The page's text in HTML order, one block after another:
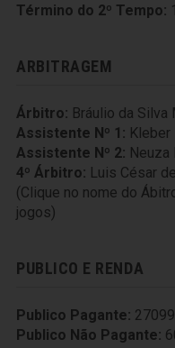
Término do 2º Tempo:
ARBITRAGEM
Árbitro: Bráulio da Silva
Assistente Nº 1: Kleber
Assistente Nº 2: Neuza
4º Árbitro: Luis César
(Clique no nome do
jogos)
PUBLICO E RENDA
Publico Pagante: 27099
Publico Não Pagante: